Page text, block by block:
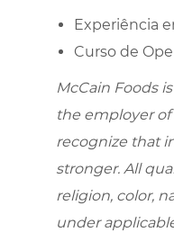
Experiência
Curso de
McCain Foods
the employer
recognize that
stronger. All
religion, color,
under